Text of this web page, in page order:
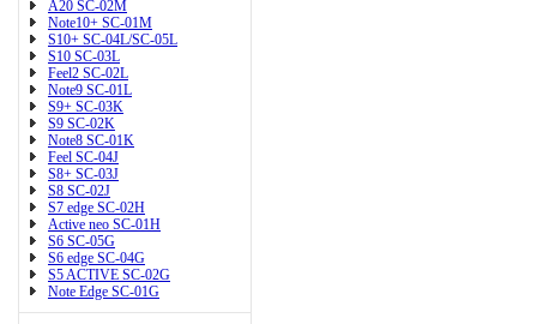
A20 SC-02M
Note10+ SC-01M
S10+ SC-04L/SC-05L
S10 SC-03L
Feel2 SC-02L
Note9 SC-01L
S9+ SC-03K
S9 SC-02K
Note8 SC-01K
Feel SC-04J
S8+ SC-03J
S8 SC-02J
S7 edge SC-02H
Active neo SC-01H
S6 SC-05G
S6 edge SC-04G
S5 ACTIVE SC-02G
Note Edge SC-01G